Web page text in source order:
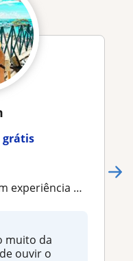
grátis
ensino médio e ensino superior). Posso dar aulas on-line e presencial
muito da
ouvir o